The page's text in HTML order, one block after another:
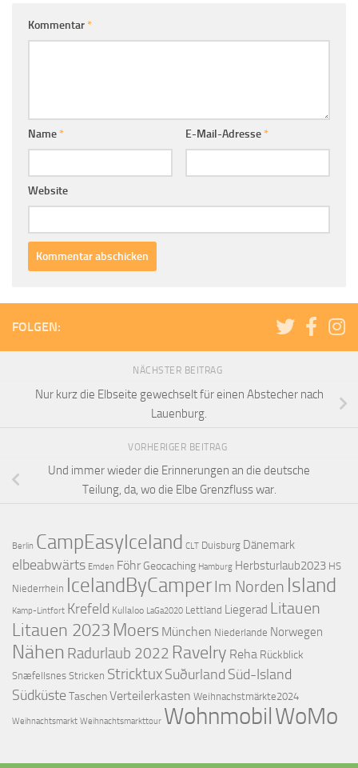
Kommentar *
Name * E-Mail-Adresse *
Website
FOLGEN:
NÄCHSTER BEITRAG
Nur kurz die Elbseite gewechselt für einen Abstecher nach
Lauenburg.
VORHERIGER BEITRAG
Und immer wieder die Erinnerungen an die deutsche
Teilung, da, wo die Elbe Grenzfluss war.
Berlin CampEasyIceland CLT Duisburg Dänemark
elbeabwärts Emden Föhr Geocaching Hamburg Herbsturlaub2023 HS
Niederrhein IcelandByCamperIm Norden Island
Kamp-Lintfort Krefeld Kullaloo LaGa2020 Lettland Liegerad Litauen
Litauen 2023 Moers München Niederlande Norwegen
Nähen Radurlaub 2022 Ravelry Reha Rückblick
Snæfellsnes Stricken StricktuxSuðurland Süd-Island
Südküste TaschenVerteilerkasten Weihnachstmärkte2024
Weihnachtsmarkt Weihnachtsmarkttour WohnmobilWoMo